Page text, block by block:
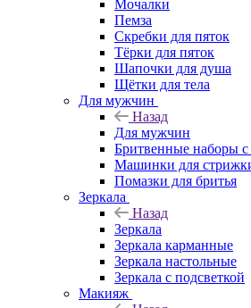
Мочалки
Пемза
Скребки для пяток
Тёрки для пяток
Шапочки для душа
Щётки для тела
Для мужчин
Назад
Для мужчин
Бритвенные наборы с
Машинки для
Помазки для бритья
Зеркала
Назад
Зеркала
Зеркала карманные
Зеркала настольные
Зеркала с подсветкой
Макияж